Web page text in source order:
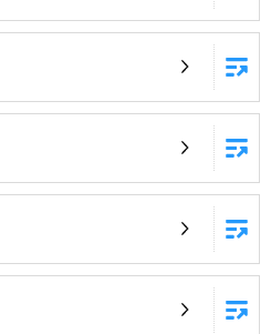
ランキングなど
オケ歌い放題！